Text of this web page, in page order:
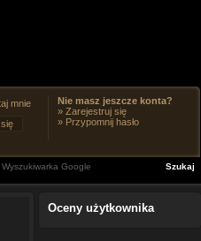
mnie
Nie masz jeszcze konta?
» Zarejestruj się
» Przypomnij hasło
Oceny użytkownika